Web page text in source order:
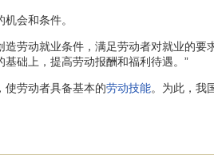
会和条件。
动就业条件，满足劳动者对就业的要
础上，提高劳动报酬和福利待遇。”
劳动者具备基本的劳动技能。为此，我